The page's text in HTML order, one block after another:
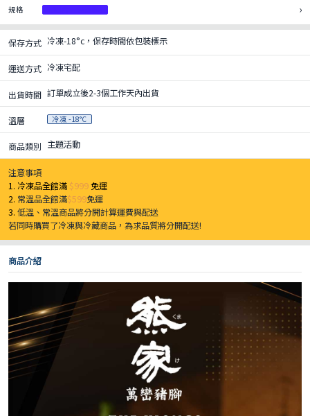
規格 ›
保存方式 冷凍-18°c，保存時間依包裝標示
運送方式 冷凍宅配
出貨時間 訂單成立後2-3個工作天內出貨
溫層 冷凍 -18°C
商品類別 主題活動
注意事項
1. 冷凍品全館滿 $999免運
2. 常溫品全館滿$599免運
3.低溫、常溫商品將分開計算運費與配送
若同時購買了冷凍與冷藏商品，為求品質將分開配送!
商品介紹